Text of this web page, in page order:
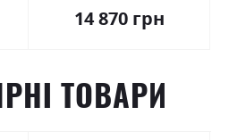
14 870 грн
ТОВАРИ